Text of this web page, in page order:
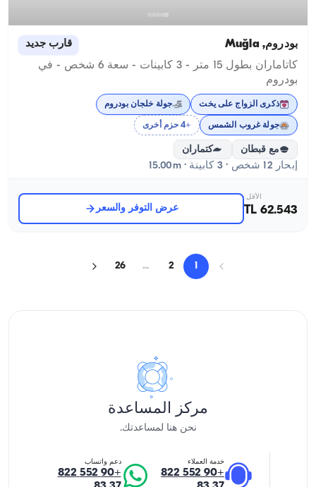
بودروم, Muğla قارب جديد
كاتاماران بطول 15 متر - 3 كابينات - سعة 6 شخص - في
بودروم
ذكرى الزواج على يخت جولة خلجان بودروم
جولة غروب الشمس +4 حزم أخرى
مع قبطان كتماران
إبحار 12 شخص · 3 كابينة · 15.00m
الأقل
62.543 TL عرض التوفر والسعر
1
2
...
26
مركز المساعدة
نحن هنا لمساعدتك.
خدمة العملاء
+90 552 822
دعم واتساب
+90 552 822